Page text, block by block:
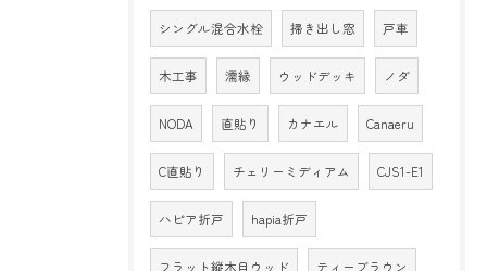
シングル混合水栓 掃き出し窓 戸車
木工事 濡縁 ウッドデッキ ノダ
NODA 直貼り カナエル Canaeru
C直貼り チェリーミディアム CJS1-E1
ハピア折戸 hapia折戸
フラット縦木目ウッド ティーブラウン